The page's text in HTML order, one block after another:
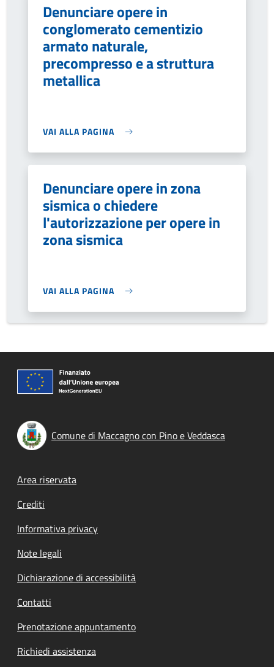
Denunciare opere in
conglomerato cementizio
armato naturale,
precompresso e a struttura
metallica
VAI ALLA PAGINA
Denunciare opere in zona
sismica o chiedere
l'autorizzazione per opere in
zona sismica
VAI ALLA PAGINA
Comune di Maccagno con Pino e Veddasca
Footer menu
Area riservata
Crediti
Informativa privacy
Note legali
Dichiarazione di accessibilità
Contatti
Prenotazione appuntamento
Richiedi assistenza